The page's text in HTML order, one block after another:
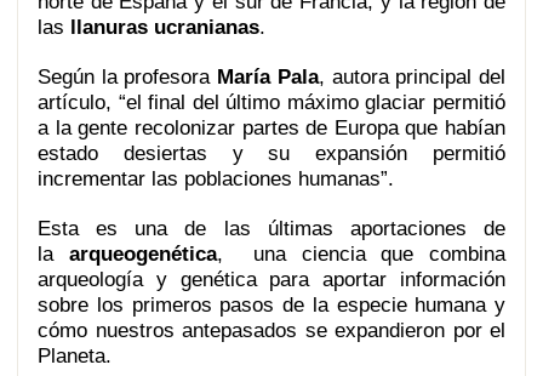
las llanuras ucranianas.
Según la profesora María Pala, autora principal del
artículo, “el final del último máximo glaciar permitió
a la gente recolonizar partes de Europa que habían
estado desiertas y su expansión permitió
incrementar las poblaciones humanas”.
Esta es una de las últimas aportaciones de
la arqueogenética, una ciencia que combina
arqueología y genética para aportar información
sobre los primeros pasos de la especie humana y
cómo nuestros antepasados se expandieron por el
Planeta.